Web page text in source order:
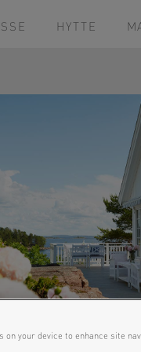
HYTTE
on your device to enhance site